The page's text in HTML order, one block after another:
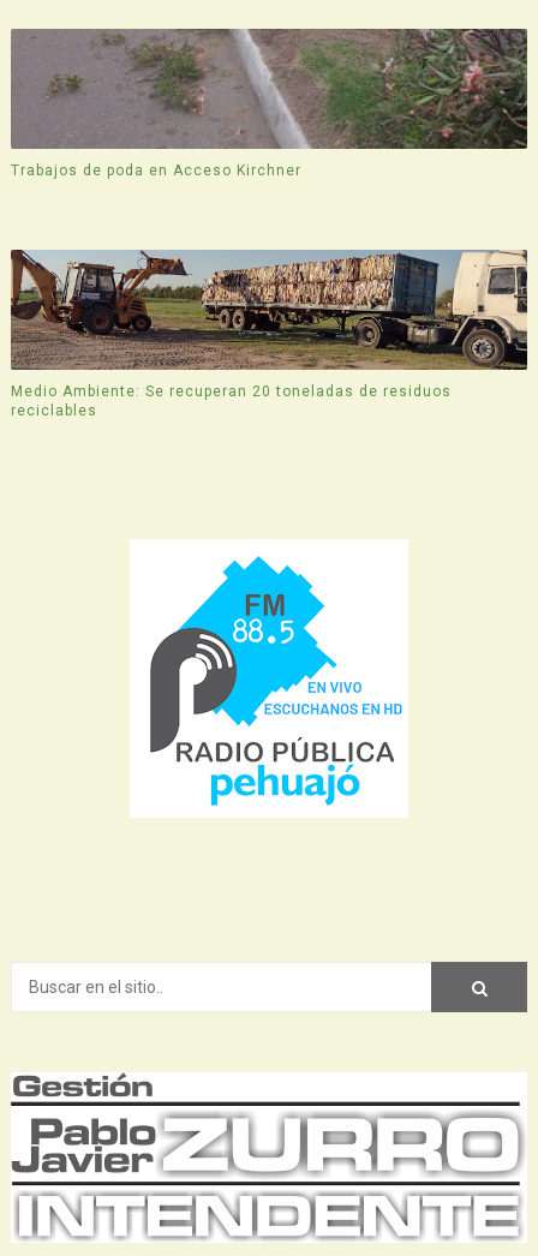
Trabajos de poda en Acceso Kirchner
Medio Ambiente: Se recuperan 20 toneladas de residuos
reciclables